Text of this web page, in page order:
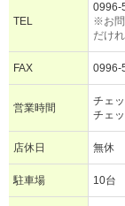
TEL
0996-
※お問
だけ
FAX 0996-
営業時間
チェ
チェ
店休日 無休
駐車場 10台